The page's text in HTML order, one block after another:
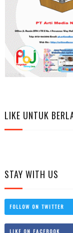
LIKE UNTUK
STAY WITH US
FOLLOW ON TWITTER
LIKE ON FACEBOOK